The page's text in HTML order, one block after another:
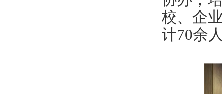
校、企
计70余